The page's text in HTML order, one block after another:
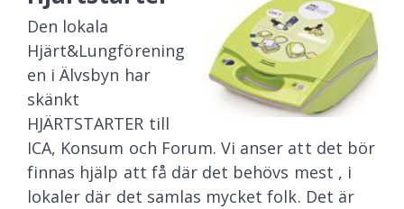
Den lokala
Hjärt&Lungförening
en i Älvsbyn har
skänkt
HJÄRTSTARTER till
ICA, Konsum och Forum. Vi anser att det bör
finnas hjälp att få där det behövs mest , i
lokaler där det samlas mycket folk. Det är